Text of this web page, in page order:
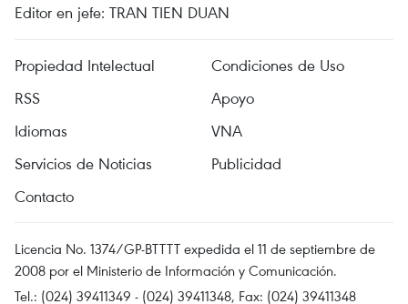
Editor en jefe: TRAN TIEN DUAN
Propiedad Intelectual
Condiciones de Uso
RSS
Apoyo
Idiomas
VNA
Servicios de Noticias
Publicidad
Contacto
Licencia No. 1374/GP-BTTTT expedida el 11 de septiembre de
2008 por el Ministerio de Información y Comunicación.
Tel.: (024) 39411349 - (024) 39411348, Fax: (024) 39411348